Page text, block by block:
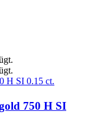
750 H SI